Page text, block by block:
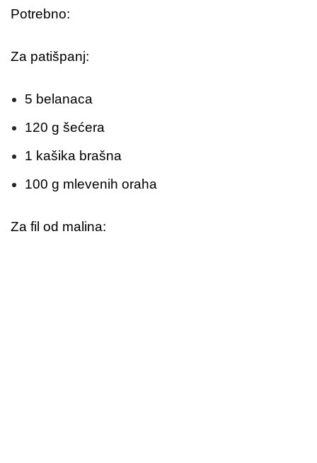
Potrebno:
Za patišpanj:
5 belanaca
120 g šećera
1 kašika brašna
100 g mlevenih oraha
Za fil od malina: